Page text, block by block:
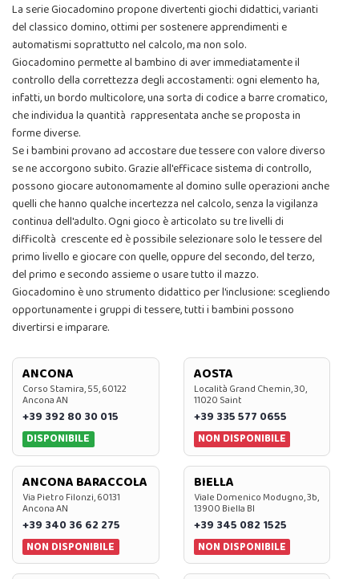
La serie Giocadomino propone divertenti giochi didattici, varianti
del classico domino, ottimi per sostenere apprendimenti e
automatismi soprattutto nel calcolo, ma non solo.
Giocadomino permette al bambino di aver immediatamente il
controllo della correttezza degli accostamenti: ogni elemento ha,
infatti, un bordo multicolore, una sorta di codice a barre cromatico,
che individua la quantità rappresentata anche se proposta in
forme diverse.
Se i bambini provano ad accostare due tessere con valore diverso
se ne accorgono subito. Grazie all'efficace sistema di controllo,
possono giocare autonomamente al domino sulle operazioni anche
quelli che hanno qualche incertezza nel calcolo, senza la vigilanza
continua dell'adulto. Ogni gioco è articolato su tre livelli di
difficoltà crescente ed è possibile selezionare solo le tessere del
primo livello e giocare con quelle, oppure del secondo, del terzo,
del primo e secondo assieme o usare tutto il mazzo.
Giocadomino è uno strumento didattico per l'inclusione: scegliendo
opportunamente i gruppi di tessere, tutti i bambini possono
divertirsi e imparare.
ANCONA
Corso Stamira, 55, 60122
Ancona AN
+39 392 80 30 015
DISPONIBILE
AOSTA
Località Grand Chemin, 30,
11020 Saint
+39 335 577 0655
NON DISPONIBILE
ANCONA BARACCOLA
Via Pietro Filonzi, 60131
Ancona AN
+39 340 36 62 275
NON DISPONIBILE
BIELLA
Viale Domenico Modugno, 3b,
13900 Biella BI
+39 345 082 1525
NON DISPONIBILE